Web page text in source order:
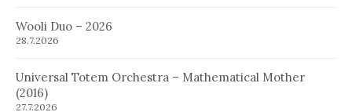
Wooli Duo – 2026
28.7.2026
Universal Totem Orchestra – Mathematical Mother
(2016)
27.7.2026